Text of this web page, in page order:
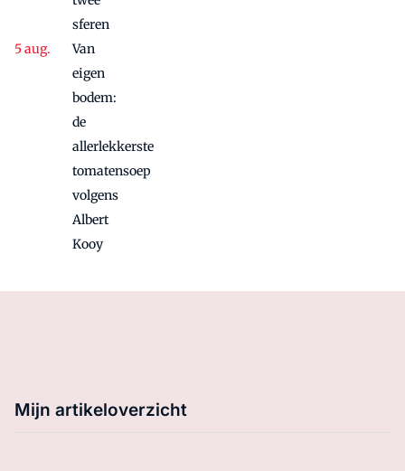
sferen
Van
eigen
bodem:
de
allerlekkerste
tomatensoep
volgens
Albert
Kooy
Mijn artikeloverzicht